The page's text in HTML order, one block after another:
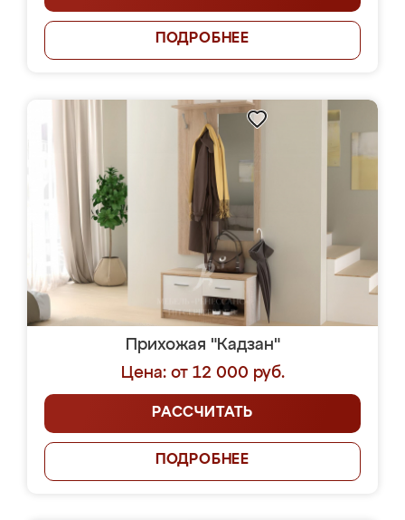
ПОДРОБНЕЕ
Прихожая "Кадзан"
Цена: от 12 000 руб.
РАССЧИТАТЬ
ПОДРОБНЕЕ